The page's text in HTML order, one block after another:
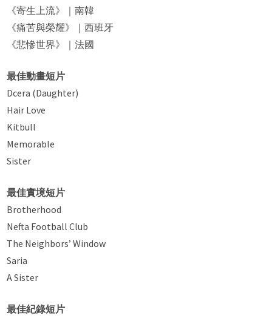
《寄生上流》｜南韓
《痛苦與榮耀》｜西班牙
《悲慘世界》｜法國
最佳動畫短片
Dcera (Daughter)
Hair Love
Kitbull
Memorable
Sister
最佳實境短片
Brotherhood
Nefta Football Club
The Neighbors’ Window
Saria
A Sister
最佳紀錄短片